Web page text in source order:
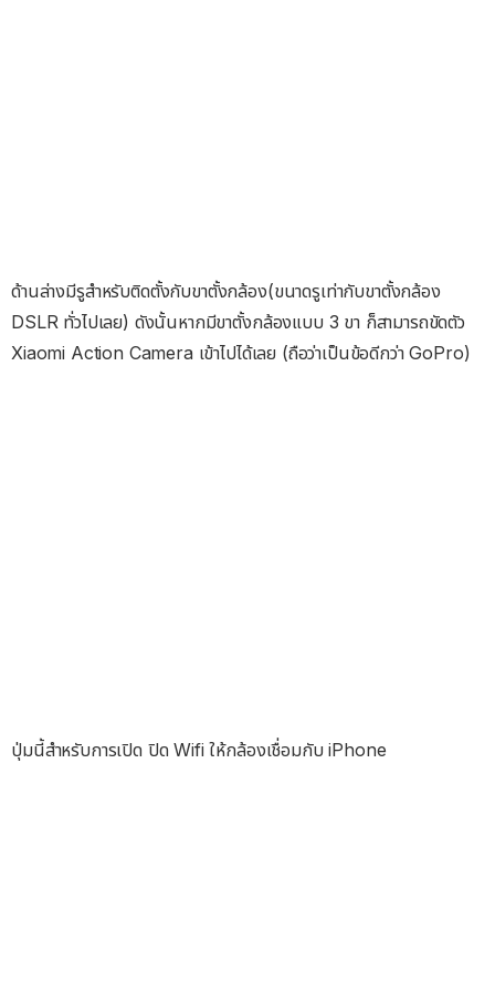
ด้านล่างมีรูสำหรับติดตั้งกับขาตั้งกล้อง(ขนาดรูเท่ากับขาตั้งกล้อง
DSLR ทั่วไปเลย) ดังนั้นหากมีขาตั้งกล้องแบบ 3 ขา ก็สามารถขัดตัว
Xiaomi Action Camera เข้าไปได้เลย (ถือว่าเป็นข้อดีกว่า GoPro)
ปุ่มนี้สำหรับการเปิด ปิด Wifi ให้กล้องเชื่อมกับ iPhone